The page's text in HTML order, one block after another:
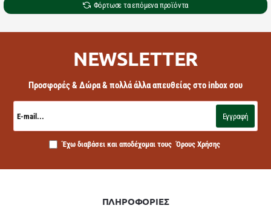
Φόρτωσε τα επόμενα προϊόντα
NEWSLETTER
Προσφορές & Δώρα & πολλά άλλα απευθείας στο inbox σου
mail...
Εγγραφή
Έχω διαβάσει και αποδέχομαι τους Όρους Χρήσης
ΠΛΗΡΟΦΟΡΙΕΣ